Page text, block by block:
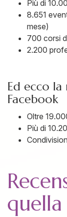
Più di
8.651
mese)
700 corsi
2.200
Ed ecco
Facebook
Oltre
Più di